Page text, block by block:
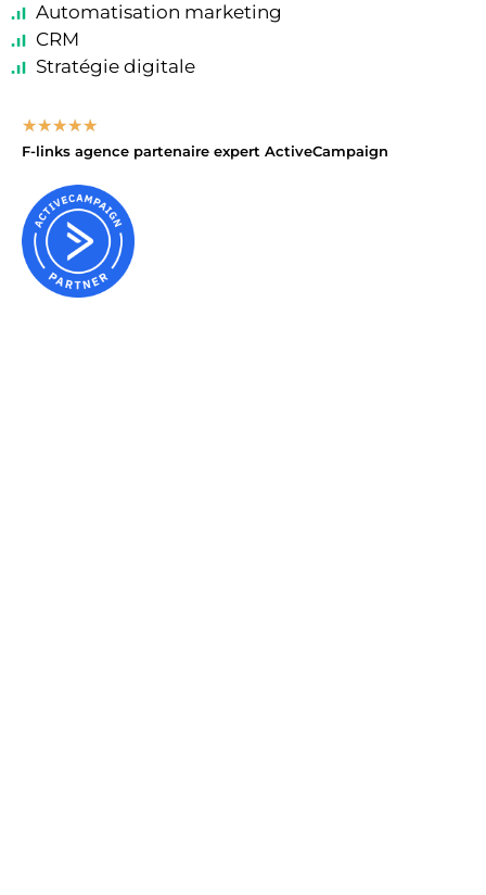
Automatisation marketing
CRM
Stratégie digitale
★★★★★
F-links agence partenaire expert ActiveCampaign